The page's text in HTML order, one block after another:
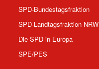
SPD-Bundestagsfraktion
SPD-Landtagsfraktion NRW
Die SPD in Europa
SPE/PES